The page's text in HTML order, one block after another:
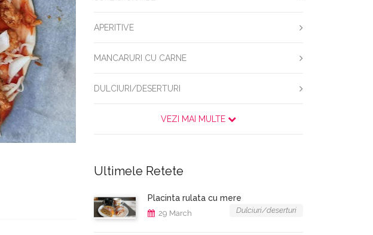
APERITIVE
MANCARURI CU CARNE
DULCIURI/DESERTURI
VEZI MAI MULTE
Ultimele Retete
Placinta rulata cu mere
29 March Dulciuri/deserturi